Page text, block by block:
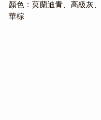
顏色：莫蘭迪青、高級灰
華棕